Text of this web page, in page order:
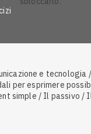
e tecnologia
per esprimere
simple / Il passivo /